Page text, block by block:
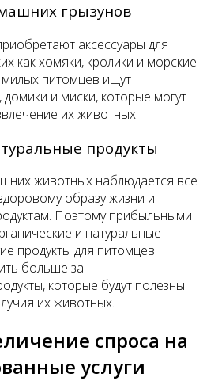
грызунов
аксессуары для
как хомяки, кролики и морские
милых питомцев ищут
и миски, которые могут
их животных.
продукты
животных наблюдается все
образу жизни и
Поэтому прибыльными
и натуральные
продукты для питомцев.
больше за
которые будут полезны
их животных.
спроса на
услуги